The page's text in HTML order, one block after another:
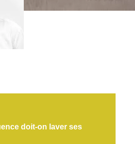
doit-on laver ses